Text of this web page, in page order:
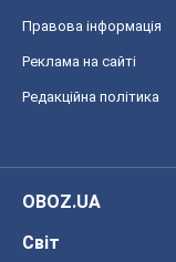
Правова інформація
Реклама на сайті
Редакційна політика
OBOZ.UA
Світ